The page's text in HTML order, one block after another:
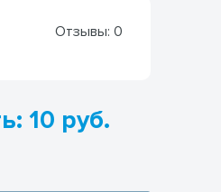
Отзывы: 0
10 руб.